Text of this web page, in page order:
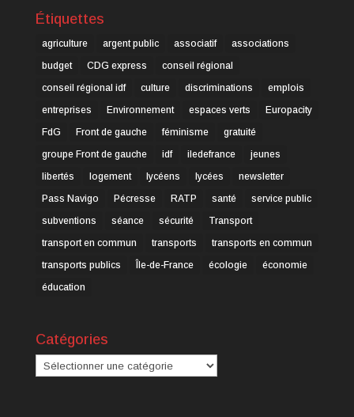
Étiquettes
agriculture argent public associatif
associations
budget
CDG express
conseil régional
conseil régional idf
culture discriminations
emplois
entreprises
Environnement espaces verts
Europacity
FdG
Front de gauche féminisme
gratuité
groupe Front de gauche
idf iledefrance
jeunes
libertés
logement lycéens lycées
newsletter
Pass Navigo
Pécresse RATP santé
service public
subventions
séance sécurité
Transport
transport en commun
transports
transports en commun
transports publics
Île-de-France écologie
économie
éducation
Catégories
Catégories